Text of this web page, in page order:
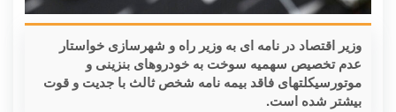
وزیر اقتصاد در نامه ای به وزیر راه و شهرسازی خواستار
عدم تخصیص سهمیه سوخت به خودروهای بنزینی و
موتورسیکلتهای فاقد بیمه نامه شخص ثالث با جدیت و قوت
بیشتر شده است.